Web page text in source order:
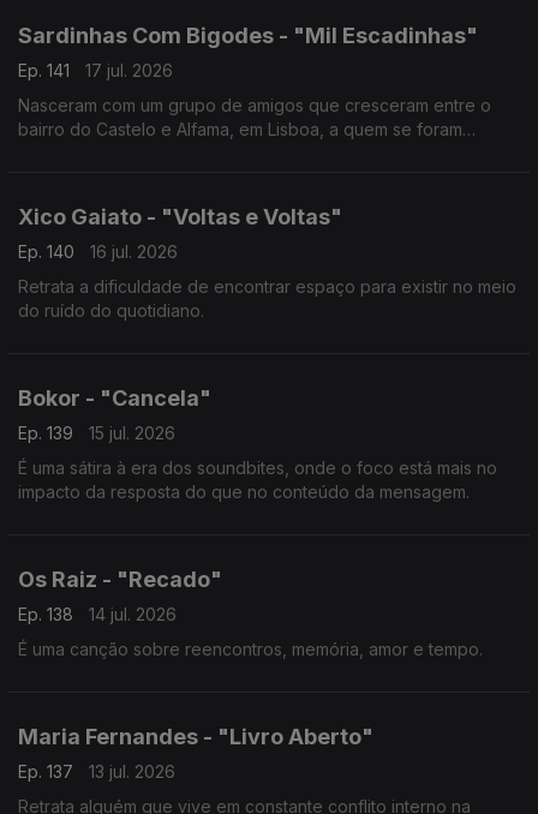
Sardinhas Com Bigodes - "Mil Escadinhas"
Ep. 141
17 jul. 2026
Nasceram com um grupo de amigos que cresceram entre o
bairro do Castelo e Alfama, em Lisboa, a quem se foram
Xico Gaiato - "Voltas e Voltas"
Ep. 140
16 jul. 2026
Retrata a dificuldade de encontrar espaço para existir no meio
do ruído do quotidiano.
Bokor - "Cancela"
Ep. 139
15 jul. 2026
É uma sátira à era dos soundbites, onde o foco está mais no
impacto da resposta do que no conteúdo da mensagem.
Os Raiz - "Recado"
Ep. 138
14 jul. 2026
É uma canção sobre reencontros, memória, amor e tempo.
Maria Fernandes - "Livro Aberto"
Ep. 137
13 jul. 2026
Retrata alguém que vive em constante conflito interno na